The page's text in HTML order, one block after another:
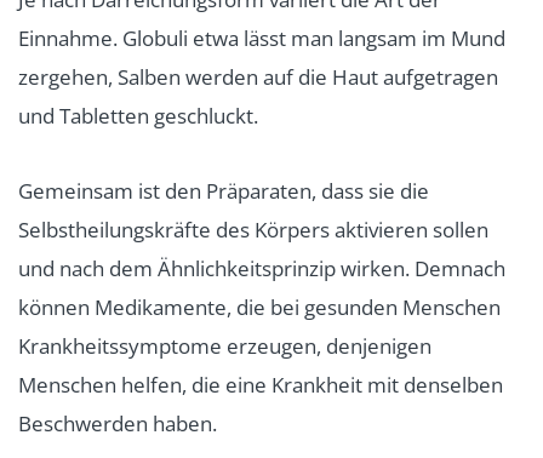
Einnahme. Globuli etwa lässt man langsam im Mund
zergehen, Salben werden auf die Haut aufgetragen
und Tabletten geschluckt.
Gemeinsam ist den Präparaten, dass sie die
Selbstheilungskräfte des Körpers aktivieren sollen
und nach dem Ähnlichkeitsprinzip wirken. Demnach
können Medikamente, die bei gesunden Menschen
Krankheitssymptome erzeugen, denjenigen
Menschen helfen, die eine Krankheit mit denselben
Beschwerden haben.